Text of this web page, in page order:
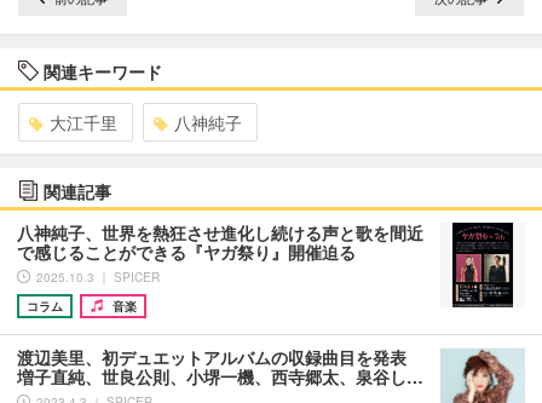
関連キーワード
大江千里 八神純子
関連記事
八神純子、世界を熱狂させ進化し続ける声と歌を間近
で感じることができる『ヤガ祭り』開催迫る
2025.10.3 ｜ SPICER
コラム
音楽
渡辺美里、初デュエットアルバムの収録曲目を発表
増子直純、世良公則、小堺一機、西寺郷太、泉谷し…